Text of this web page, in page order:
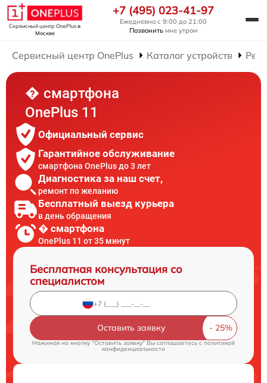
Сервисный центр OnePlusв
Москве
+7 (495) 023-41-97
Ежедневно с 9:00 до 21:00
Позвонить мне утром
Сервисный центр OnePlus Каталог устройств
� смартфона
OnePlus 11
Официальный сервис
Гарантийное обслуживание
смартфона OnePlus до 3 лет
Диагностика за наш счет,
ремонт по желанию
Бесплатный выезд курьера
в день обращения
� смартфона
OnePlus 11 от 35 минут
Бесплатная консультация со
специалистом
Оставить заявку
Нажимая на кнопку "Оставить заявку" Вы соглашаетесь c политикой
конфиденциальности